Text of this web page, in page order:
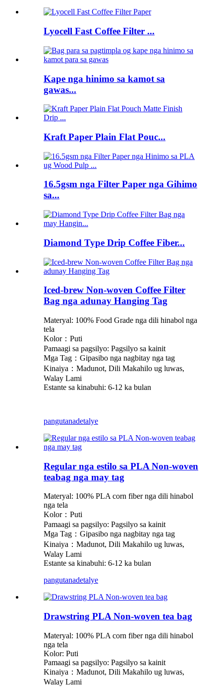
Lyocell Fast Coffee Filter ...
Kape nga hinimo sa kamot sa
gawas...
Kraft Paper Plain Flat Pouc...
16.5gsm nga Filter Paper nga Gihimo
sa...
Diamond Type Drip Coffee Fiber...
Iced-brew Non-woven Coffee Filter
Bag nga adunay Hanging Tag
Materyal: 100% Food Grade nga dili hinabol nga
tela
Kolor：Puti
Pamaagi sa pagsilyo: Pagsilyo sa kainit
Mga Tag：Gipasibo nga nagbitay nga tag
Kinaiya：Madunot, Dili Makahilo ug luwas,
Walay Lami
Estante sa kinabuhi: 6-12 ka bulan
pangutanadetalye
Regular nga estilo sa PLA Non-woven
teabag nga may tag
Materyal: 100% PLA corn fiber nga dili hinabol
nga tela
Kolor：Puti
Pamaagi sa pagsilyo: Pagsilyo sa kainit
Mga Tag：Gipasibo nga nagbitay nga tag
Kinaiya：Madunot, Dili Makahilo ug luwas,
Walay Lami
Estante sa kinabuhi: 6-12 ka bulan
pangutanadetalye
Drawstring PLA Non-woven tea bag
Materyal: 100% PLA corn fiber nga dili hinabol
nga tela
Kolor: Puti
Pamaagi sa pagsilyo: Pagsilyo sa kainit
Kinaiya：Madunot, Dili Makahilo ug luwas,
Walay Lami